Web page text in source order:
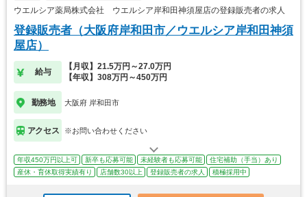
ウエルシア薬局株式会社 ウエルシア岸和田神須屋店の登録販売者の求人
登録販売者（大阪府岸和田市／ウエルシア岸和田神須
屋店）
給与
【月収】21.5万円～27.0万円
【年収】308万円～450万円
勤務地 大阪府 岸和田市
アクセス ※お問い合わせください
年収450万円以上可 新卒も応募可能 未経験者も応募可能
住宅補助（手当）あり
産休・育休取得実績有り
店舗数30以上 登録販売者の求人 積極採用中